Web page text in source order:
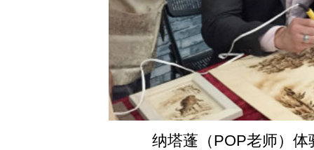
纳塔蓬（POP老师）体